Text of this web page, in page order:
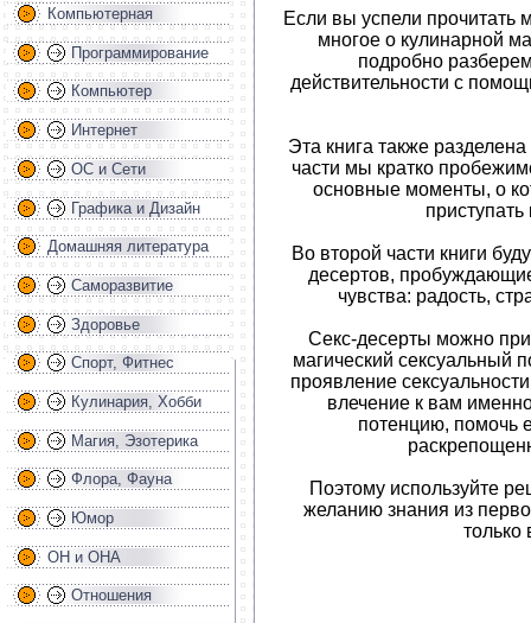
Компьютерная
Программирование
Компьютер
Интернет
ОС и Сети
Графика и Дизайн
Домашняя литература
Саморазвитие
Здоровье
Спорт, Фитнес
Кулинария, Хобби
Магия, Эзотерика
Флора, Фауна
Юмор
ОН и ОНА
Отношения
Если вы успели прочитать
многое о кулинарной
подробно
действительности с
Эта книга также
части мы кратко
основные моменты, о
приступать
Во второй части книги
десертов,
чувства: радость,
Секс-десерты можно
магический сексуальный
проявление
влечение к вам
потенцию, помочь
Поэтому используйте
желанию знания из
только